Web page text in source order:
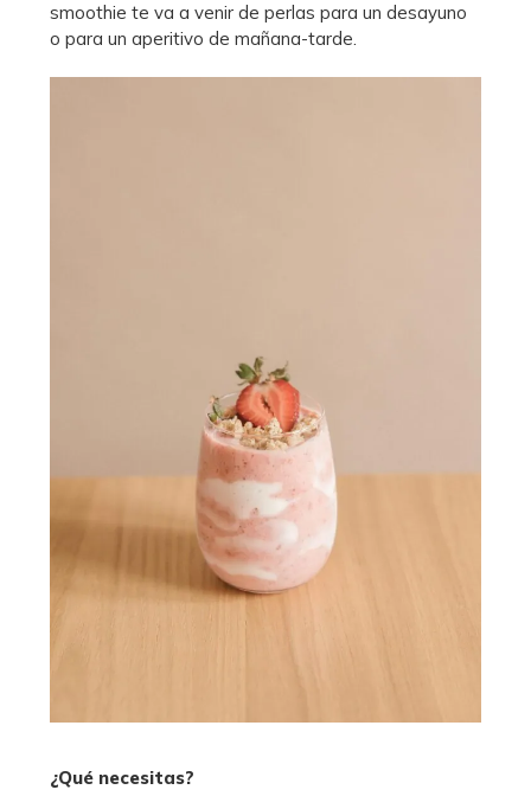
smoothie te va a venir de perlas para un desayuno
o para un aperitivo de mañana-tarde.
¿Qué necesitas?